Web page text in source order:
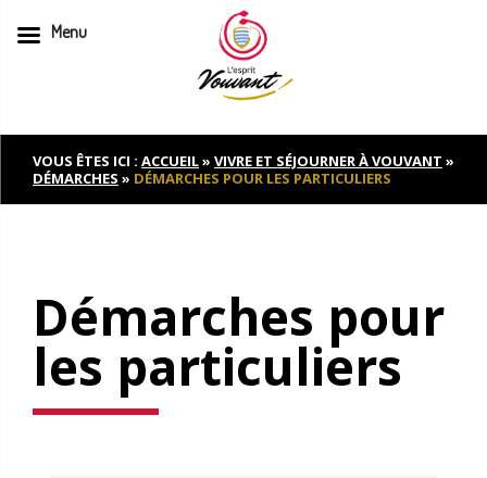
to
contentVOUS ÊTES ICI : ACCUEIL» VIVRE ET SÉJOURNER À VOUVANT »
DÉMARCHES » DÉMARCHES POUR LES PARTICULIERS
Démarches pour
les particuliers
Menu